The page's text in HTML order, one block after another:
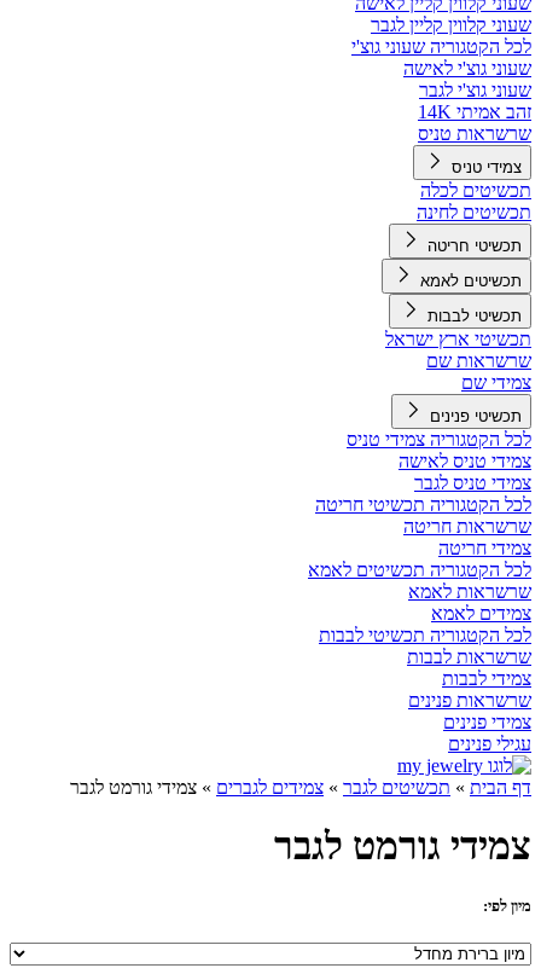
שעוני קלווין קליין לגבר
לכל הקטגוריה שעוני גוצ'י
שעוני גוצ'י לאישה
שעוני גוצ'י לגבר
זהב אמיתי 14K
שרשראות טניס
צמידי טניס
תכשיטים לכלה
תכשיטים לחינה
תכשיטי חריטה
תכשיטים לאמא
תכשיטי לבבות
תכשיטי ארץ ישראל
שרשראות שם
צמידי שם
תכשיטי פנינים
לכל הקטגוריה צמידי טניס
צמידי טניס לאישה
צמידי טניס לגבר
לכל הקטגוריה תכשיטי חריטה
שרשראות חריטה
צמידי חריטה
לכל הקטגוריה תכשיטים לאמא
שרשראות לאמא
צמידים לאמא
לכל הקטגוריה תכשיטי לבבות
שרשראות לבבות
צמידי לבבות
שרשראות פנינים
צמידי פנינים
עגילי פנינים
דף הבית » תכשיטים לגבר » צמידים לגברים » צמידי גורמט לגבר
צמידי גורמט לגבר
מיון לפי: